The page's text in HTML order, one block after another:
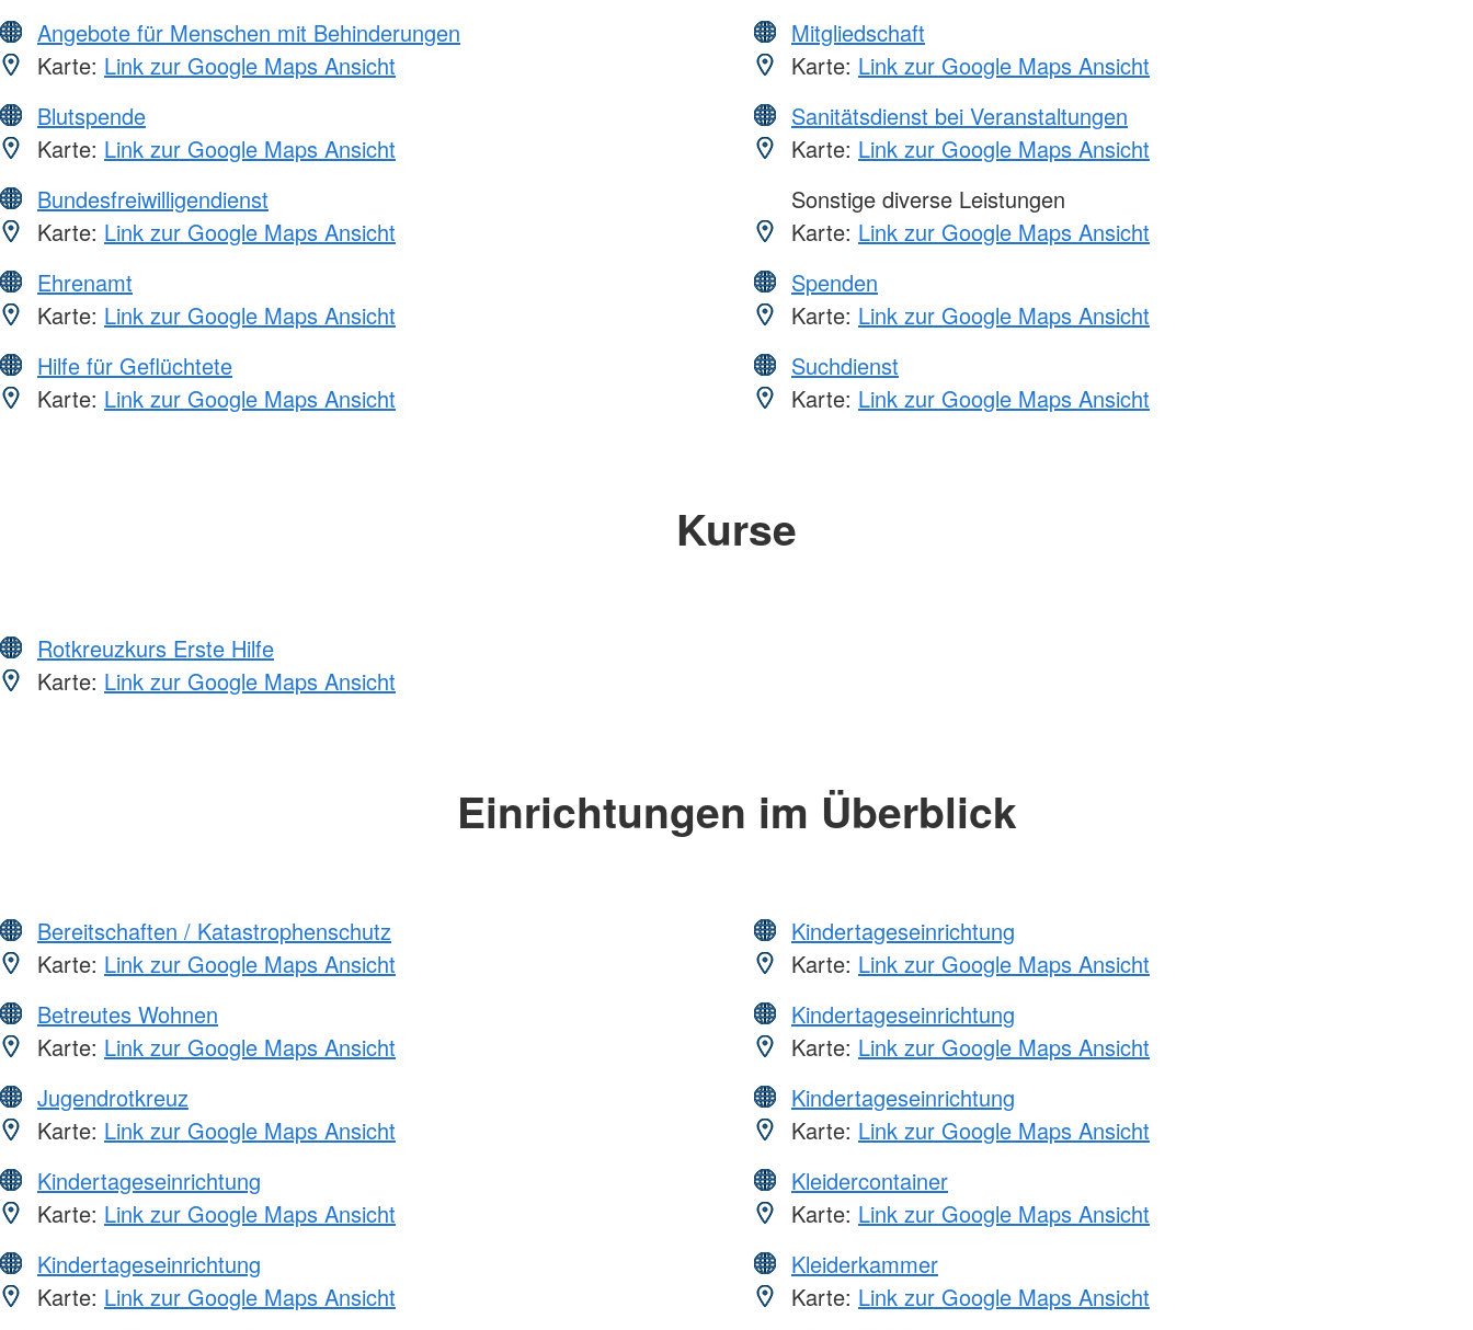
Angebote für Menschen mit Behinderungen
Karte: Link zur Google Maps Ansicht
Blutspende
Karte: Link zur Google Maps Ansicht
Bundesfreiwilligendienst
Karte: Link zur Google Maps Ansicht
Ehrenamt
Karte: Link zur Google Maps Ansicht
Hilfe für Geflüchtete
Karte: Link zur Google Maps Ansicht
Mitgliedschaft
Karte: Link zur Google Maps Ansicht
Sanitätsdienst bei Veranstaltungen
Karte: Link zur Google Maps Ansicht
Sonstige diverse Leistungen
Karte: Link zur Google Maps Ansicht
Spenden
Karte: Link zur Google Maps Ansicht
Suchdienst
Karte: Link zur Google Maps Ansicht
Kurse
Rotkreuzkurs Erste Hilfe
Karte: Link zur Google Maps Ansicht
Einrichtungen im Überblick
Bereitschaften / Katastrophenschutz
Karte: Link zur Google Maps Ansicht
Betreutes Wohnen
Karte: Link zur Google Maps Ansicht
Jugendrotkreuz
Karte: Link zur Google Maps Ansicht
Kindertageseinrichtung
Karte: Link zur Google Maps Ansicht
Kindertageseinrichtung
Karte: Link zur Google Maps Ansicht
Kindertageseinrichtung
Karte: Link zur Google Maps Ansicht
Kindertageseinrichtung
Karte: Link zur Google Maps Ansicht
Kindertageseinrichtung
Karte: Link zur Google Maps Ansicht
Kleidercontainer
Karte: Link zur Google Maps Ansicht
Kleiderkammer
Karte: Link zur Google Maps Ansicht